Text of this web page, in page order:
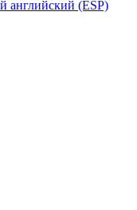
английский (ESP)